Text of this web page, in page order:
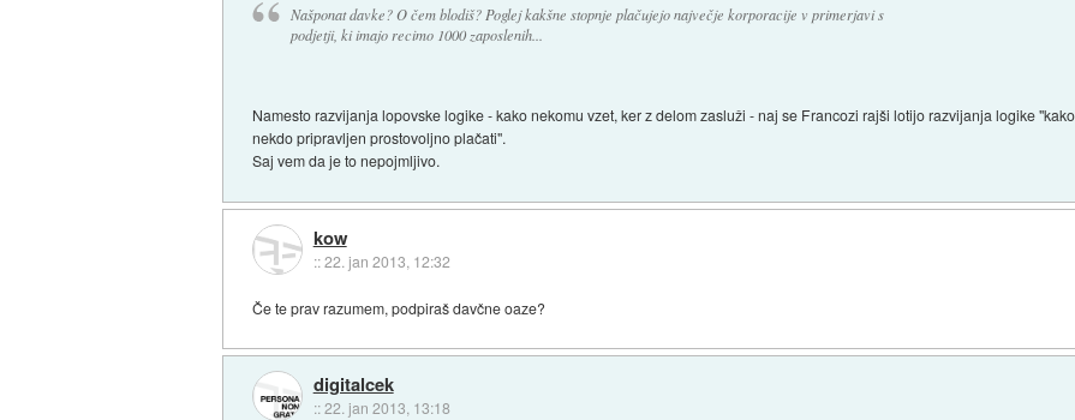
Našponat davke? O čem blodiš? Poglej kakšne stopnje plačujejo največje korporacije v primerjavi s
podjetji, ki imajo recimo 1000 zaposlenih...
Namesto razvijanja lopovske logike - kako nekomu vzet, ker z delom zasluži - naj se Francozi rajši lotijo razvijanja logike
nekdo pripravljen prostovoljno plačati".
Saj vem da je to nepojmljivo.
kow
::22. jan 2013, 12:32
Če te prav razumem, podpiraš davčne oaze?
digitalcek
::22. jan 2013, 13:18